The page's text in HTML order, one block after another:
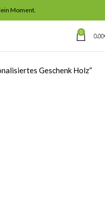
Moment.
0 0,00
Geschenk Holz“